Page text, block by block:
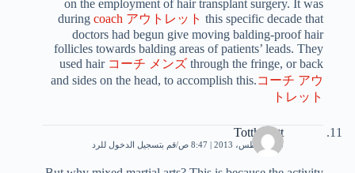
on the employment of hair transplant surgery. It was
during coach アウトレット this specific decade that
doctors had begun give moving balding-proof hair
follicles towards balding areas of patients’ leads. They
used hair コーチ メンズ through the fringe, or back
and sides on the head, to accomplish this.コーチ アウ
トレット
Totthiciatt
25 أغسطس، 2013 | 8:47 ص قم بتسجيل الدخول للرد